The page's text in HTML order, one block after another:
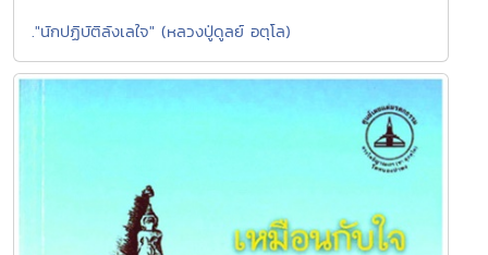
."นักปฏิบัติลังเลใจ" (หลวงปู่ดูลย์ อตุโล)